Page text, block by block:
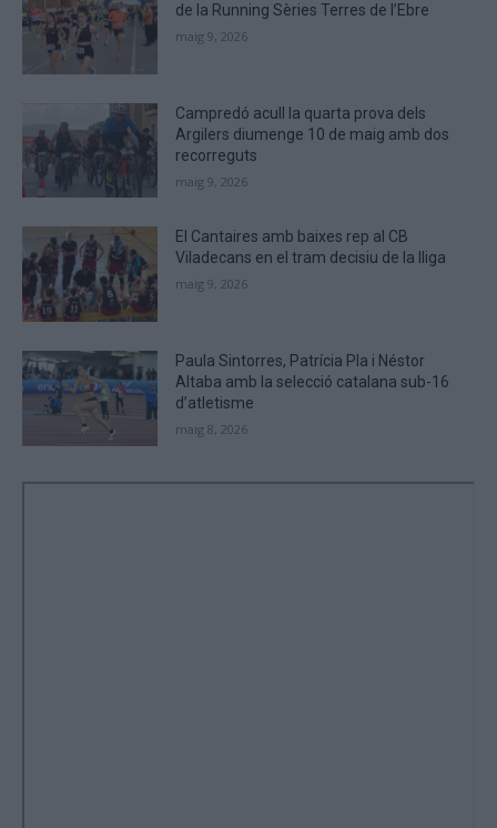
de la Running Sèries Terres de l’Ebre
maig 9, 2026
Campredó acull la quarta prova dels
Argilers diumenge 10 de maig amb dos
recorreguts
maig 9, 2026
El Cantaires amb baixes rep al CB
Viladecans en el tram decisiu de la lliga
maig 9, 2026
Paula Sintorres, Patrícia Pla i Néstor
Altaba amb la selecció catalana sub-16
d’atletisme
maig 8, 2026